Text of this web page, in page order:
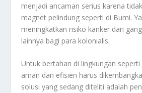
menjadi ancaman serius karena
magnet pelindung seperti di Bumi.
meningkatkan risiko kanker dan
lainnya bagi para kolonialis.
Untuk bertahan di lingkungan
aman dan efisien harus
solusi yang sedang diteliti adalah